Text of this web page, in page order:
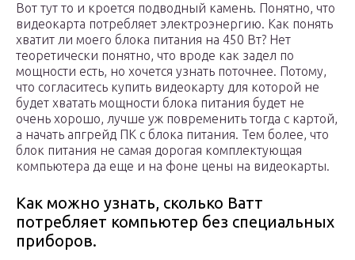
Вот тут то и кроется подводный камень. Понятно, что
видеокарта потребляет электроэнергию. Как понять
хватит ли моего блока питания на 450 Вт? Нет
теоретически понятно, что вроде как задел по
мощности есть, но хочется узнать поточнее. Потому,
что согласитесь купить видеокарту для которой не
будет хватать мощности блока питания будет не
очень хорошо, лучше уж повременить тогда с картой,
а начать апгрейд ПК с блока питания. Тем более, что
блок питания не самая дорогая комплектующая
компьютера да еще и на фоне цены на видеокарты.
Как можно узнать, сколько Ватт
потребляет компьютер без специальных
приборов.